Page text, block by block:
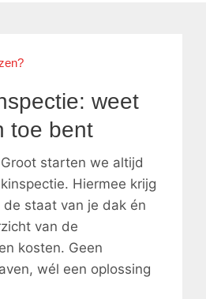
weet
toe bent
starten we altijd
Hiermee krijg
staat van je dak én
van de
kosten. Geen
wél een oplossing